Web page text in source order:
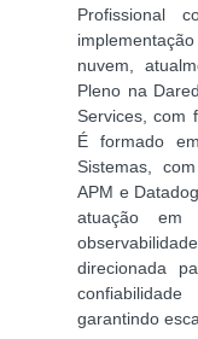
Profissional
nuvem,
Pleno na
Services, com
É formado
Sistemas,
APM e
atuação em
direcionada
garantindo